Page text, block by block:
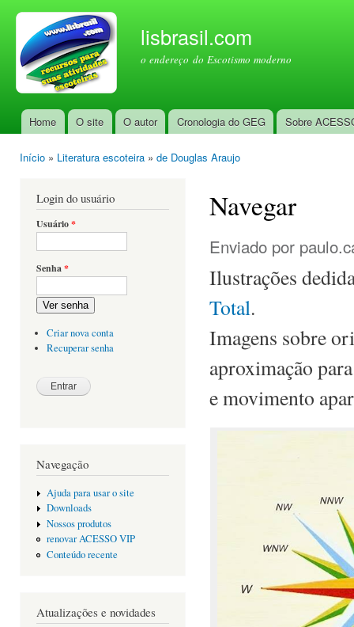
lisbrasil.com
o endereço do Escotismo moderno
Menu principal
Home O site O autor Cronologia do GEG Sobre
Início » Literatura escoteira » de Douglas Araujo
Login do usuário
Usuário*
Senha*
Ver senha
Criar nova conta
Recuperar senha
Navegação
Ajuda para usar o site
Downloads
Nossos produtos
renovar ACESSO VIP
Conteúdo recente
Atualizações e novidades
Navegar
Enviado por
Ilustrações
Total.
Imagens sobre
aproximação
e movimento